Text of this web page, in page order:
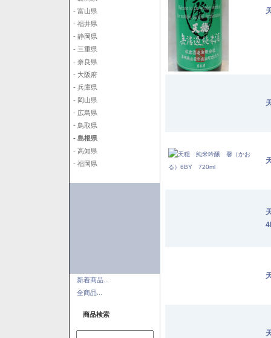
- 富山県
- 福井県
- 静岡県
- 三重県
- 奈良県
- 大阪府
- 兵庫県
- 岡山県
- 広島県
- 鳥取県
- 島根県
- 高知県
- 福岡県
新着商品...
全商品...
商品検索